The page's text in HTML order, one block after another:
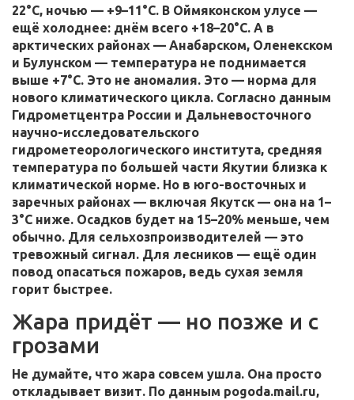
22°C, ночью — +9–11°C. В Оймяконском улусе —
ещё холоднее: днём всего +18–20°C. А в
арктических районах — Анабарском, Оленекском
и Булунском — температура не поднимается
выше +7°C. Это не аномалия. Это — норма для
нового климатического цикла. Согласно данным
Гидрометцентра России и Дальневосточного
научно-исследовательского
гидрометеорологического института, средняя
температура по большей части Якутии близка к
климатической норме. Но в юго-восточных и
заречных районах — включая Якутск — она на 1–
3°C ниже. Осадков будет на 15–20% меньше, чем
обычно. Для сельхозпроизводителей — это
тревожный сигнал. Для лесников — ещё один
повод опасаться пожаров, ведь сухая земля
горит быстрее.
Жара придёт — но позже и с
грозами
Не думайте, что жара совсем ушла. Она просто
откладывает визит. По данным pogoda.mail.ru,